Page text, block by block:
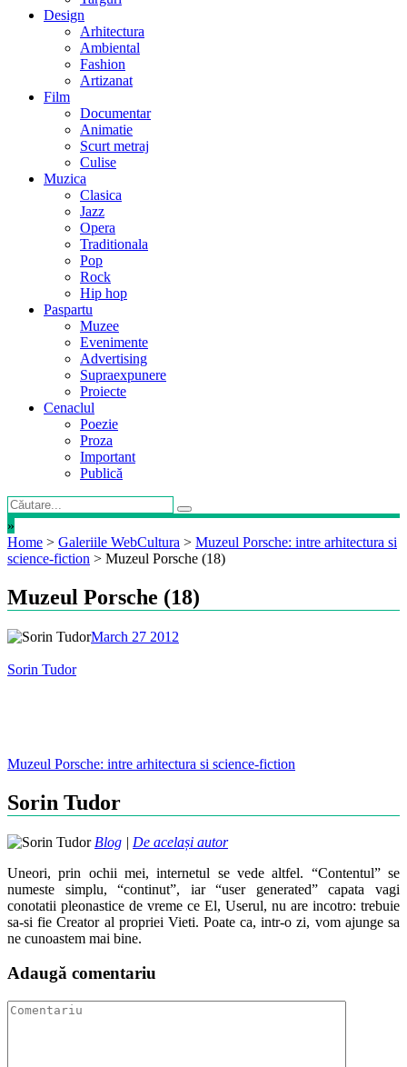
Design
Arhitectura
Ambiental
Fashion
Artizanat
Film
Documentar
Animatie
Scurt metraj
Culise
Muzica
Clasica
Jazz
Opera
Traditionala
Pop
Rock
Hip hop
Paspartu
Muzee
Evenimente
Advertising
Supraexpunere
Proiecte
Cenaclul
Poezie
Proza
Important
Publică
»
Home > Galeriile WebCultura > Muzeul Porsche: intre arhitectura si
science-fiction > Muzeul Porsche (18)
Muzeul Porsche (18)
March 27 2012
Sorin Tudor
Post
navigation
Muzeul Porsche: intre arhitectura si science-fiction
Sorin Tudor
Blog | De același autor
Uneori, prin ochii mei, internetul se vede altfel. “Contentul” se
numeste simplu, “continut”, iar “user generated” capata vagi
conotatii pleonastice de vreme ce El, Userul, nu are incotro: trebuie
sa-si fie Creator al propriei Vieti. Poate ca, intr-o zi, vom ajunge sa
ne cunoastem mai bine.
Adaugă comentariu